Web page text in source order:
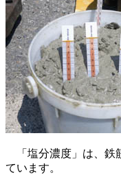
「塩分濃度」は、鉄
ています。